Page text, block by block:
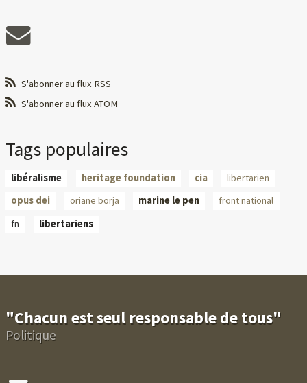
S'abonner au flux RSS
S'abonner au flux ATOM
Tags populaires
libéralisme heritage foundation cia
libertarien
opus dei
oriane borja marine le pen
front national
fn
libertariens
"Chacun est seul responsable de tous"
Politique